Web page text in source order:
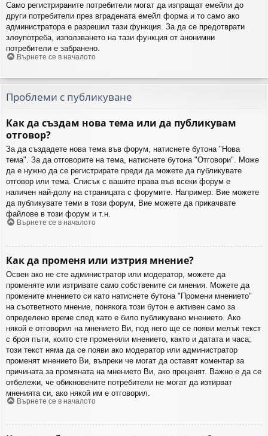
Само регистрираните потребители могат да изпращат емейли до
други потребители през вградената емейл форма и то само ако
администратора е разрешил тази функция. За да се предотврати
злоупотреба, използването на тази функция от анонимни
потребители е забранено.
Върнете се в началото
Проблеми с публикуване
Как да създам нова тема или да публикувам
отговор?
За да създадете нова тема във форум, натиснете бутона "Нова
тема". За да отговорите на тема, натиснете бутона "Отговори". Може
да е нужно да се регистрирате преди да можете да публикувате
отговор или тема. Списък с вашите права във всеки форум е
наличен най-долу на страницата с форумите. Например: Вие можете
да публикувате теми в този форум, Вие можете да прикачвате
файлове в този форум и т.н.
Върнете се в началото
Как да променя или изтрия мнение?
Освен ако не сте администратор или модератор, можете да
променяте или изтривате само собствените си мнения. Можете да
промените мнението си като натиснете бутона "Промени мнението"
на съответното мнение, понякога този бутон е активен само за
определено време след като е било публикувано мнението. Ако
някой е отговорил на мнението Ви, под него ще се появи мелък текст
с броя пъти, които сте променяли мнението, както и датата и часа;
този текст няма да се появи ако модератор или администратор
променят мнението Ви, въпреки че могат да оставят коментар за
причината за промяната на мнението Ви, ако преценят. Важно е да се
отбележи, че обикновените потребители не могат да изтирват
мненията си, ако някой им е отговорил.
Върнете се в началото